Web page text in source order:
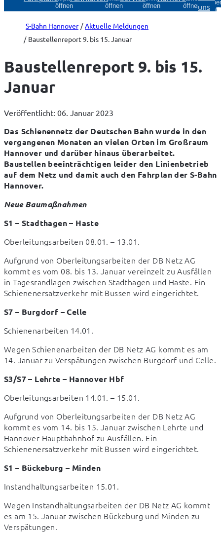
öffnen
öffnen
öffnen
öffnenuns
S-Bahn Hannover
Aktuelle Meldungen
Baustellenreport 9. bis 15. Januar
Baustellenreport 9. bis 15.
Januar
Veröffentlicht: 06. Januar 2023
Das Schienennetz der Deutschen Bahn wurde in den
vergangenen Monaten an vielen Orten im Großraum
Hannover und darüber hinaus überarbeitet.
Baustellen beeinträchtigen leider den Linienbetrieb
auf dem Netz und damit auch den Fahrplan der S-Bahn
Hannover.
Neue Baumaßnahmen
S1 – Stadthagen – Haste
Oberleitungsarbeiten 08.01. – 13.01.
Aufgrund von Oberleitungsarbeiten der DB Netz AG
kommt es vom 08. bis 13. Januar vereinzelt zu Ausfällen
in Tagesrandlagen zwischen Stadthagen und Haste. Ein
Schienenersatzverkehr mit Bussen wird eingerichtet.
S7 – Burgdorf – Celle
Schienenarbeiten 14.01.
Wegen Schienenarbeiten der DB Netz AG kommt es am
14. Januar zu Verspätungen zwischen Burgdorf und Celle.
S3/S7 – Lehrte – Hannover Hbf
Oberleitungsarbeiten 14.01. – 15.01.
Aufgrund von Oberleitungsarbeiten der DB Netz AG
kommt es vom 14. bis 15. Januar zwischen Lehrte und
Hannover Hauptbahnhof zu Ausfällen. Ein
Schienenersatzverkehr mit Bussen wird eingerichtet.
S1 – Bückeburg – Minden
Instandhaltungsarbeiten 15.01.
Wegen Instandhaltungsarbeiten der DB Netz AG kommt
es am 15. Januar zwischen Bückeburg und Minden zu
Verspätungen.